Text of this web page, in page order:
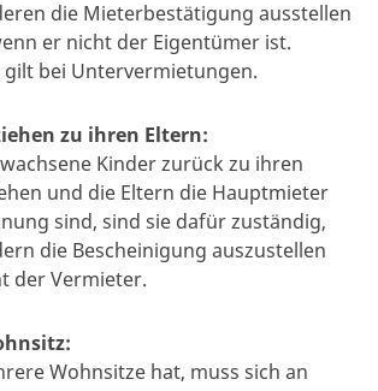
die Mieterbestätigung ausstellen
er nicht der Eigentümer ist.
gilt bei Untervermietungen.
zu ihren Eltern:
Kinder zurück zu ihren
und die Eltern die Hauptmieter
sind, sind sie dafür zuständig,
die Bescheinigung auszustellen
der Vermieter.
Wohnsitze hat, muss sich an